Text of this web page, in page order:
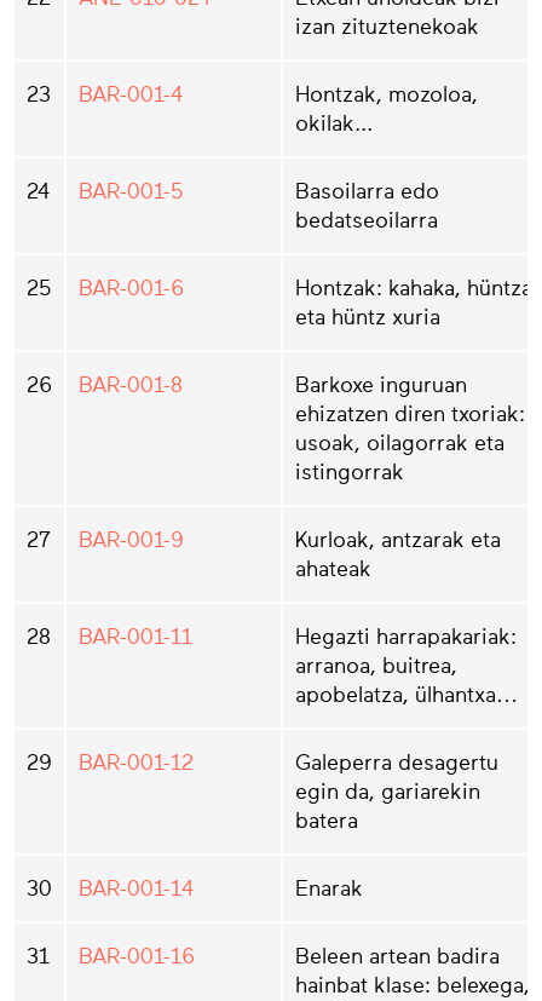
izan zituztenekoak
23 BAR-001-4
Hontzak, mozoloa,
okilak...
24 BAR-001-5
Basoilarra edo
bedatseoilarra
25 BAR-001-6
Hontzak: kahaka, hüntza
eta hüntz xuria
26 BAR-001-8
Barkoxe inguruan
ehizatzen diren txoriak:
usoak, oilagorrak eta
istingorrak
27 BAR-001-9
Kurloak, antzarak eta
ahateak
28 BAR-001-11
Hegazti harrapakariak:
arranoa, buitrea,
apobelatza, ülhantxa…
29 BAR-001-12
Galeperra desagertu
egin da, gariarekin
batera
30 BAR-001-14 Enarak
31 BAR-001-16
Beleen artean badira
hainbat klase: belexega,